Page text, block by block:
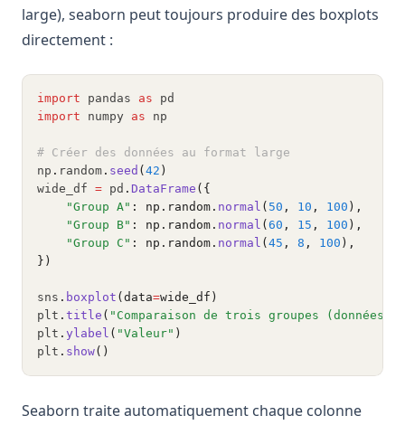
large), seaborn peut toujours produire des boxplots
directement :
import pandas as pd
import numpy as np
# Créer des données au format large
np . random . seed ( 42 )
wide_df = pd . DataFrame ({
"Group A" : np.random. normal ( 50 , 10 , 100 ),
"Group B" : np.random. normal ( 60 , 15 , 100 ),
"Group C" : np.random. normal ( 45 , 8 , 100 ),
})
sns . boxplot (data=wide_df)
plt . title ( "Comparaison de trois groupes (données
plt . ylabel ( "Valeur" )
plt . show()
Seaborn traite automatiquement chaque colonne